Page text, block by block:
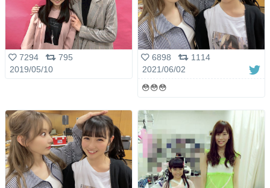
7294
795
2019/05/10
6898
1114
2021/06/02
😳😳😳